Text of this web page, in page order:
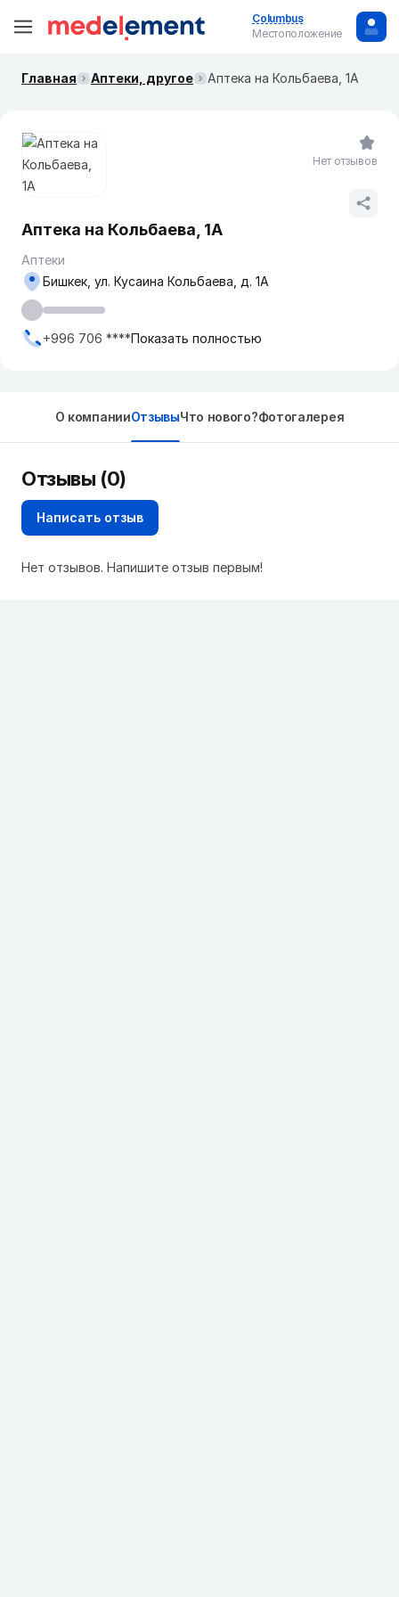
Columbus
Местоположение
Главная Аптеки, другое Аптека на Кольбаева, 1А
Аптека на Кольбаева, 1А
Аптеки
Бишкек, ул. Кусаина Кольбаева, д. 1А
+996 706 ****Показать полностью
Нет отзывов
О компанииОтзывыЧто нового?Фотогалерея
Отзывы (0)
Написать отзыв
Нет отзывов. Напишите отзыв первым!